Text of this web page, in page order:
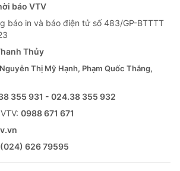
báo VTV
báo in và báo điện tử số 483/GP-BTTTT
Thủy
Nguyễn Thị Mỹ Hạnh, Phạm Quốc Thắng,
355 931 - 024.38 355 932
0988 671 671
(024) 626 79595